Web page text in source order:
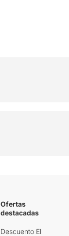
Ofertas
destacadas
Descuento El